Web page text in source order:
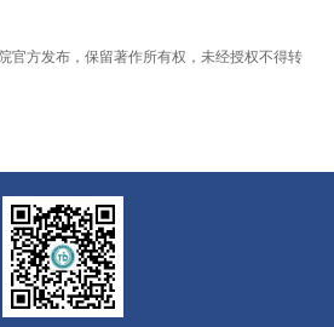
官方发布，保留著作所有权，未经授权不得转